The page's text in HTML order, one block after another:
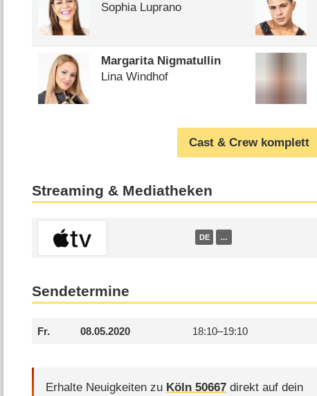
Sophia Luprano
Margarita Nigmatullin
Lina Windhof
Cast & Crew komplett
Streaming & Mediatheken
DE …
Sendetermine
Fr. 08.05.2020 18:10–19:10
Erhalte Neuigkeiten zu Köln 50667 direkt auf dein